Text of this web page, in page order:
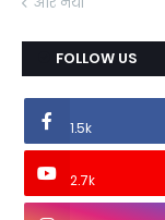
FOLLOW US
1.5k
2.7k